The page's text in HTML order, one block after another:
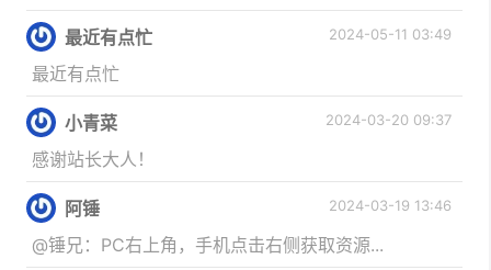
最近有点忙 2024-05-11 03:49
最近有点忙
小青菜 2024-03-20 09:37
感谢站长大人！
阿锤 2024-03-19 13:46
@锤兄：PC右上角，手机点击右侧获取资源...